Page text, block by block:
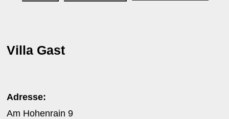
Villa Gast
Adresse:
Am Hohenrain 9